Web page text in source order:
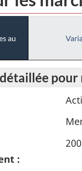
au
pour
: